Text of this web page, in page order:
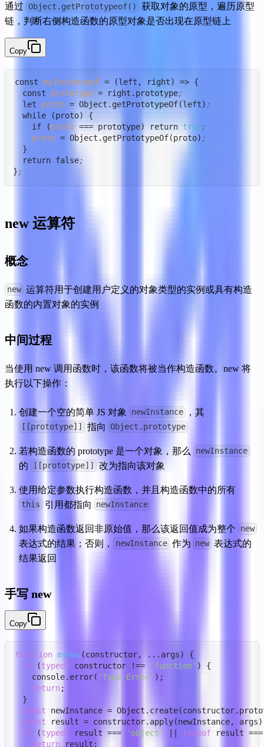
通过 Object.getPrototypeof()
获取对象的原型，遍历原型
链，判断右侧构造函数的原型对象是否出现在原型链上
Copy
const myInstanceof = (left, right) => {
  const
prototype = right.prototype;
  let
proto = Object.getPrototypeOf(left) ;
  while (proto) {
    if (
proto === prototype) return true;
proto = Object.getPrototypeOf(proto) ;
  }
  return false
;
};
new 运算符
概念
new 运算符用于创建用户定义的对象类型的实例或具有构造
函数的内置对象的实例
中间过程
当使用 new 调用函数时，该函数将被当作构造函数。new 将
执行以下操作：
创建一个空的简单 JS 对象 newInstance ，其
[[prototype]] 指向 Object.prototype
若构造函数的 prototype 是一个对象，那么 newInstance
的 [[prototype]] 改为指向该对象
this 引用都指向 newInstance
如果构造函数返回非原始值，那么该返回值成为整个 new
表达式的结果；否则， newInstance 作为 new 表达式的
结果返回
手写 new
Copy
function myNew(constructor, ...args)
{
if (typeof constructor !== 'function' ) {
    console.error(
'Type Error' );
return ;
  }
const newInstance =
const result = constructor.apply(newInstance,
if (typeof result === 'object' typeof result
return result;